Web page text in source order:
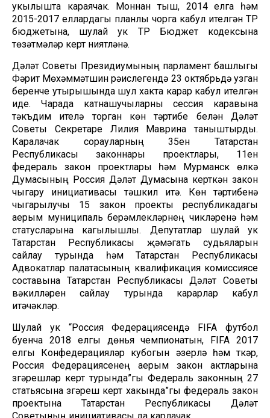
укылышта караячак. Моннан тыш, 2014 елга һәм
2015-2017 еллардагы планлы чорга кабул ителгән ТР
бюджетына, шулай ук ТР Бюджет кодексына
төзәтмәләр кертү ниятләнә.
Дәүләт Советы Президиумының парламент башлыгы
Фәрит Мөхәммәтшин рәислегендә 23 октябрьдә узган
беренче утырышында шул хакта карар кабул ителгән
иде. Чарада катнашучыларны сессия каравына
тәкъдим ителә торган көн тәртибе белән Дәүләт
Советы Секретаре Лилия Маврина таныштырды.
Каралачак сорауларның 35ен Татарстан
Республикасы законнары проектлары, 11ен
федераль закон проектлары һәм Мурманск өлкә
Думасының Россия Дәүләт Думасына керткән закон
чыгару инициативасы тәшкил итә. Көн тәртибенә
чыгарылучы 15 закон проекты республикадагы
аерым муниципаль берәмлекләрнең чикләренә һәм
статусларына кагылышлы. Депутатлар шулай ук
Татарстан Республикасы җәмәгать судьяларын
сайлау турында һәм Татарстан Республикасы
Адвокатлар палатасының квалификация комиссиясе
составына Татарстан Республикасы Дәүләт Советы
вәкилләрен сайлау турында карарлар кабул
итәчәкләр.
Шулай ук “Россия Федерациясендә FIFA футбол
буенча 2018 елгы дөнья чемпионатын, FIFA 2017
елгы Конфедерацияләр кубогын әзерләү һәм үткәрү,
Россия Федерациясенең аерым закон актларына
үзгәрешләр кертү турында”гы Федераль законның 27
статьясына үзгәреш кертү хакында”гы федераль закон
проектына Татарстан Республикасы Дәүләт